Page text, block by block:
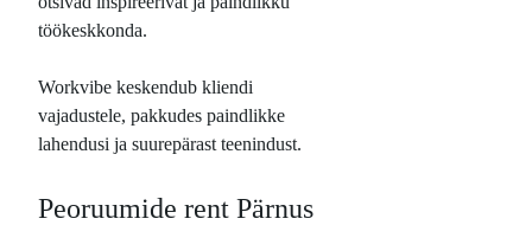
töökeskkonda.
Workvibe keskendub kliendi
vajadustele, pakkudes paindlikke
lahendusi ja suurepärast teenindust.
Peoruumide rent Pärnus